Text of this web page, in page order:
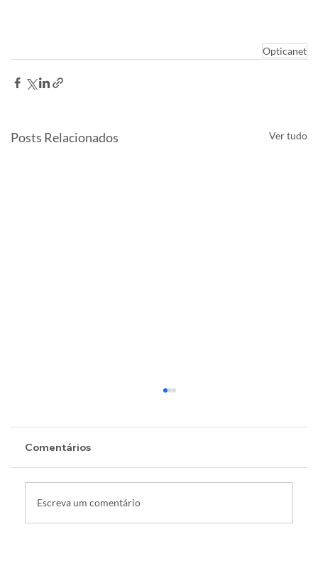
Opticanet
Posts Relacionados Ver tudo
Comentários
Escreva um comentário